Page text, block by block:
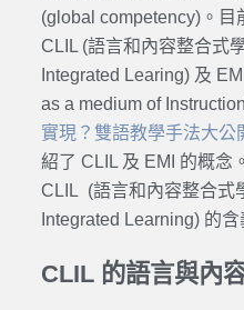
(global competency)。目
CLIL (語言和內容整合式
Integrated Learing) 及
as a medium of
實現？雙語教學手法大公
紹了 CLIL 及 EMI 的概念
CLIL (語言和內容整合式
Integrated Learning) 的
CLIL 的語言與內